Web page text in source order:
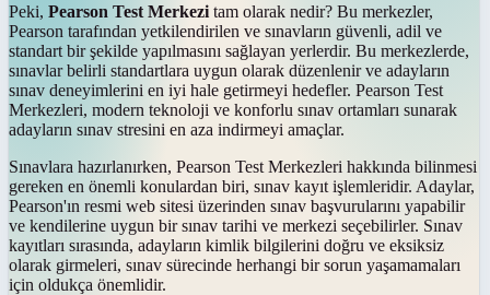
Peki, Pearson Test Merkezi tam olarak nedir? Bu merkezler,
Pearson tarafından yetkilendirilen ve sınavların güvenli, adil ve
standart bir şekilde yapılmasını sağlayan yerlerdir. Bu merkezlerde,
sınavlar belirli standartlara uygun olarak düzenlenir ve adayların
sınav deneyimlerini en iyi hale getirmeyi hedefler. Pearson Test
Merkezleri, modern teknoloji ve konforlu sınav ortamları sunarak
adayların sınav stresini en aza indirmeyi amaçlar.
Sınavlara hazırlanırken, Pearson Test Merkezleri hakkında bilinmesi
gereken en önemli konulardan biri, sınav kayıt işlemleridir. Adaylar,
Pearson'ın resmi web sitesi üzerinden sınav başvurularını yapabilir
ve kendilerine uygun bir sınav tarihi ve merkezi seçebilirler. Sınav
kayıtları sırasında, adayların kimlik bilgilerini doğru ve eksiksiz
olarak girmeleri, sınav sürecinde herhangi bir sorun yaşamamaları
için oldukça önemlidir.